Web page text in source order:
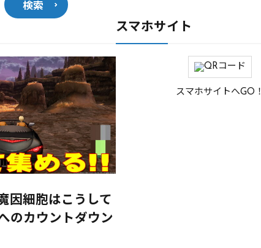
検索
因細胞はこうして
のカウントダウン
スマホサイト
スマホサイトへGO！